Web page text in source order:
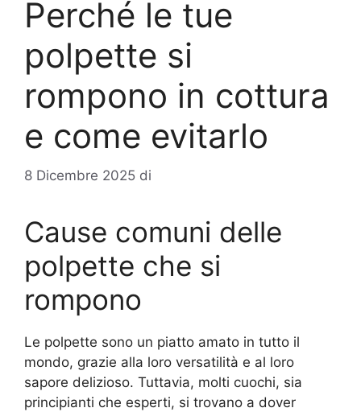
Perché le tue
polpette si
rompono in cottura
e come evitarlo
8 Dicembre 2025 di
Cause comuni delle
polpette che si
rompono
Le polpette sono un piatto amato in tutto il
mondo, grazie alla loro versatilità e al loro
sapore delizioso. Tuttavia, molti cuochi, sia
principianti che esperti, si trovano a dover